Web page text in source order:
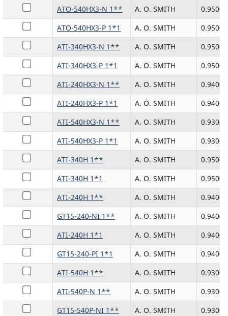
ATO-540HX3-N 1**
A. O. SMITH
0.9500
ATO-540HX3-P 1*1
A. O. SMITH
0.9500
ATI-340HX3-N 1**
A. O. SMITH
0.9500
ATI-340HX3-P 1*1
A. O. SMITH
0.9500
ATI-240HX3-N 1**
A. O. SMITH
0.9400
ATI-240HX3-P 1*1
A. O. SMITH
0.9400
ATI-540HX3-N 1**
A. O. SMITH
0.9300
ATI-540HX3-P 1*1
A. O. SMITH
0.9300
ATI-340H 1**
A. O. SMITH
0.9500
ATI-340H 1*1
A. O. SMITH
0.9500
ATI-240H 1**
A. O. SMITH
0.9400
GT15-240-NI 1**
A. O. SMITH
0.9400
ATI-240H 1*1
A. O. SMITH
0.9400
GT15-240-PI 1*1
A. O. SMITH
0.9400
ATI-540H 1**
A. O. SMITH
0.9300
ATI-540P-N 1**
A. O. SMITH
0.9300
GT15-540P-NI 1**
A. O. SMITH 0.9300